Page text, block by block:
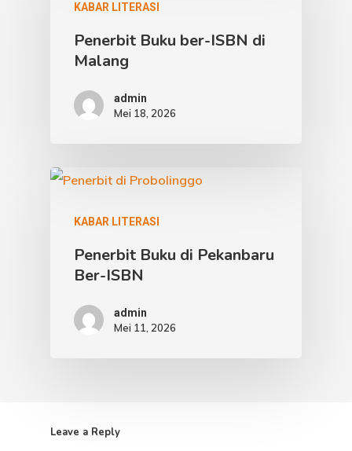
KABAR LITERASI
Penerbit Buku ber-ISBN di
Malang
admin
Mei 18, 2026
KABAR LITERASI
Penerbit Buku di Pekanbaru
Ber-ISBN
admin
Mei 11, 2026
Leave a Reply